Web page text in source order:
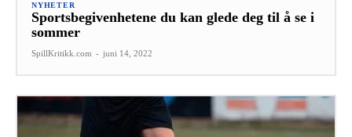
NYHETER
Sportsbegivenhetene du kan glede deg til å se i
sommer
SpillKritikk.com - juni 14, 2022